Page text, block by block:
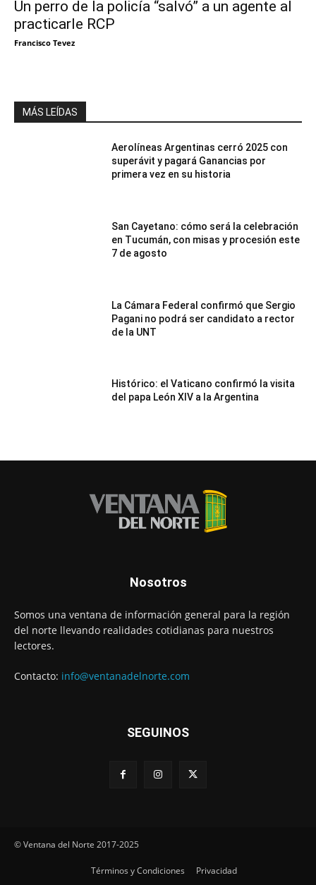
Un perro de la policía “salvó” a un agente al
practicarle RCP
Francisco Tevez
MÁS LEÍDAS
Aerolíneas Argentinas cerró 2025 con
superávit y pagará Ganancias por
primera vez en su historia
San Cayetano: cómo será la celebración
en Tucumán, con misas y procesión este
7 de agosto
La Cámara Federal confirmó que Sergio
Pagani no podrá ser candidato a rector
de la UNT
Histórico: el Vaticano confirmó la visita
del papa León XIV a la Argentina
Nosotros
Somos una ventana de información general para la región
del norte llevando realidades cotidianas para nuestros
lectores.
Contacto: info@ventanadelnorte.com
SEGUINOS
© Ventana del Norte 2017-2025
Términos y Condiciones Privacidad